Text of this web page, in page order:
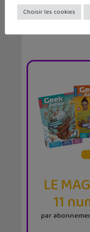
LE MAG
11
par
Choisir les cookies